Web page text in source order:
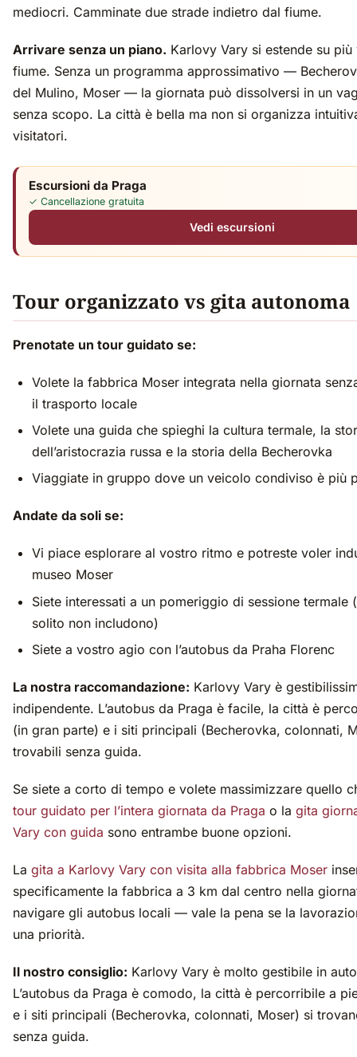
mediocri. Camminate due strade indietro dal fiume.
Arrivare senza un piano. Karlovy Vary si estende su
fiume. Senza un programma approssimativo —
del Mulino, Moser — la giornata può dissolversi in un
senza scopo. La città è bella ma non si organizza
visitatori.
Escursioni da Praga
✓ Cancellazione gratuita
Vedi escursioni
Tour organizzato vs gita autonoma
Prenotate un tour guidato se:
Volete la fabbrica Moser integrata nella giornata
il trasporto locale
Volete una guida che spieghi la cultura termale, la
dell’aristocrazia russa e la storia della Becherovka
Viaggiate in gruppo dove un veicolo condiviso è più
Andate da soli se:
Vi piace esplorare al vostro ritmo e potreste voler
museo Moser
Siete interessati a un pomeriggio di sessione termale
solito non includono)
Siete a vostro agio con l’autobus da Praha Florenc
La nostra raccomandazione: Karlovy Vary è
indipendente. L’autobus da Praga è facile, la città è
(in gran parte) e i siti principali (Becherovka, colonnati,
trovabili senza guida.
Se siete a corto di tempo e volete massimizzare quello
tour guidato per l’intera giornata da Praga o la gita
Vary con guida sono entrambe buone opzioni.
La gita a Karlovy Vary con visita alla fabbrica Moser
specificamente la fabbrica a 3 km dal centro nella
navigare gli autobus locali — vale la pena se la
una priorità.
Il nostro consiglio: Karlovy Vary è molto gestibile in
L’autobus da Praga è comodo, la città è percorribile a
e i siti principali (Becherovka, colonnati, Moser) si
senza guida.